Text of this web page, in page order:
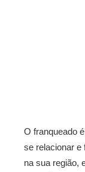
O franqueado
se relacionar e
na sua região,